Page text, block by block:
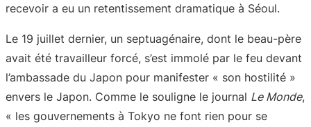
recevoir a eu un retentissement dramatique à Séoul.
Le 19 juillet dernier, un septuagénaire, dont le beau-père
avait été travailleur forcé, s’est immolé par le feu devant
l’ambassade du Japon pour manifester « son hostilité »
envers le Japon. Comme le souligne le journal Le Monde,
« les gouvernements à Tokyo ne font rien pour se